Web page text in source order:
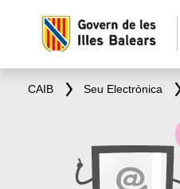
CAIB Seu Electrònica